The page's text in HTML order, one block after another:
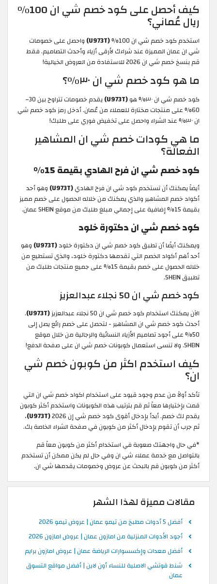
كيف أحصل على كود خصم شي ان 100%
ريال عُماني؟
استخدم كود خصم شي ان 100% (U973T)
واحصل على خصومات
شي ان عمان المميزة عند شراءك لأرقى أزياء وأحدث التصاميم. فقط
قم بنسخ خصم شي ان 2026 للاستفادة من العروض الخيالية!
ما هو كود خصم شي ان ٣٠%؟
كود خصم شي ان ٣٠% هو (U973T)
يقدم خصومات تتراوح بين 30–
60% على منتجات مختارة للعملاء من عُمان. أدخل رمز كود خصم شي
ان ٣٠% عند الشراء واحصل على تخفيض فوري على طلبك!
ما هي كودات خصم شي ان المشاهير
الفعالة؟
كود خصم شي ان فرح الهادي بقيمة 15%
أيضاً يمكنك أن تستخدم كود شي ان فرح الهادي(U973T)
وهو أحد
أكواد خصم المشاهير والذي يمكنك من خلاله الحصول على خصم مميز
بقيمة 15% إضافية على إجمالي مبلغ طلبك من موقع SHEIN عمان.
كود خصم شي ان دكتورة خلود
ويمكنك أيضًا أن تطبق كود خصم شي ان دكتورة خلود(U973T)
وهو
أحد أهم أكواد الخصم التي تقدمها دكتورة خلود، والذي تستطيع من
خلاله الحصول على خصم بقيمة 15% على جميع منتجات طلبك من
تطبيق SHEIN.
كود خصم شي ان 50 نجلاء عبدالعزيز
الآن يمكنك استخدام كود خصم شي ان 50 نجلاء عبدالعزيز (U973T)
.
أحدث كود خصم شي ان المشاهير - لتحصل على خصم رائع يصل إلى
50% على أجود تصاميم الأزياء النسائية والرجالية من خلال موقع
SHEIN. ولا تنسى استعمال كوبونات خصم شي ان على صفحة الدفع!
كيف استخدم اكثر من كوبون خصم شي
ان؟
تأكد أولاً من عدم وجود قيود على استخدام اكواد خصم شي ان التي
قمت بإختيارها معاً ثم قم بترتيب هذه الكوبونات واستخدم أكثر كوبون
يقدم لك خصم. أبدأ بإدخال أقوى كود خصم شي إن 2026
(U973T)
،
ثم جرب أن تقوم بإدخال أكثر من كوبون في صفحة الشراء الخاصة بك.
*في حال واجهتك صعوبة في استخدام أكثر من كوبون معاً قم
بالتواصل مع خدمة عملاء شي ان وفي حال لم يكن ممكن أن تستخدم
أكثر من كوبون قم بالبحث عن عروض وخصومات يقدمها شي ان.
مقالات مميزة لهذا الشهر
أفضل 5 أدوات مطبخ من تيمو عمان | عروض تيمو 2026
أجود الأدوات المنزلية من امازون عمان | عروض امازون 2026
أفضل معدات وإكسسوارات الرياضة عمان | عروض امازون برايم
شنط قوتشي الاصلية للنساء أون لاين | أفضل مواقع التسوق
عمان